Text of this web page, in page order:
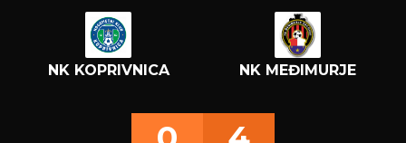
NK KOPRIVNICA NK MEĐIMURJE